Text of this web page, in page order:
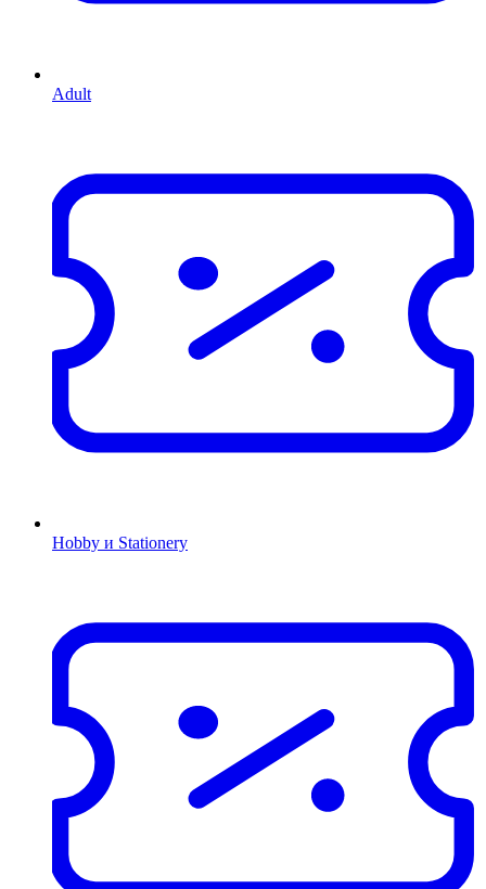
Adult
Hobby и Stationery